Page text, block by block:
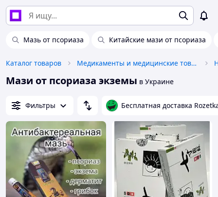
Мазь от псориаза Китайские мази от псориаза
Каталог товаров Медикаменты и медицинские товары
Мази от псориаза экземы в Украине
Фильтры Бесплатная доставка